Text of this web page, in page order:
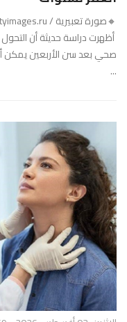
أظهرت دراسة حديثة أن
صحي بعد سن الأربعين يمكن
...